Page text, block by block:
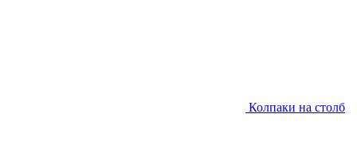
Колпаки на столб